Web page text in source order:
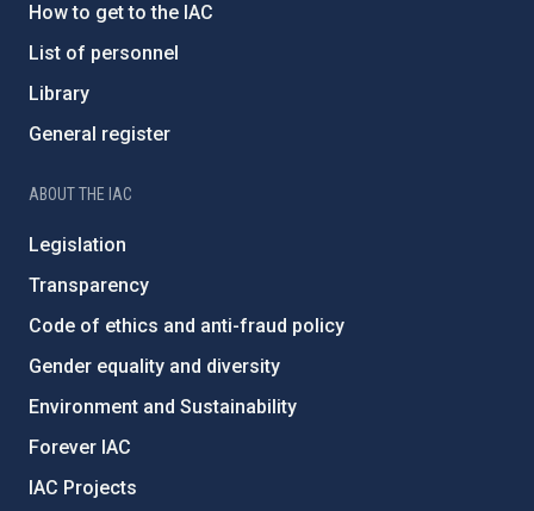
How to get to the IAC
List of personnel
Library
General register
ABOUT THE IAC
Legislation
Transparency
Code of ethics and anti-fraud policy
Gender equality and diversity
Environment and Sustainability
Forever IAC
IAC Projects